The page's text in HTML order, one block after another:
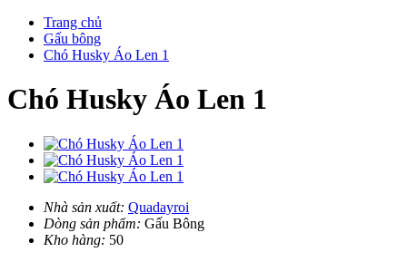
Trang chủ
Gấu bông
Chó Husky Áo Len 1
Chó Husky Áo Len 1
Nhà sản xuất: Quadayroi
Dòng sản phẩm: Gấu Bông
Kho hàng: 50